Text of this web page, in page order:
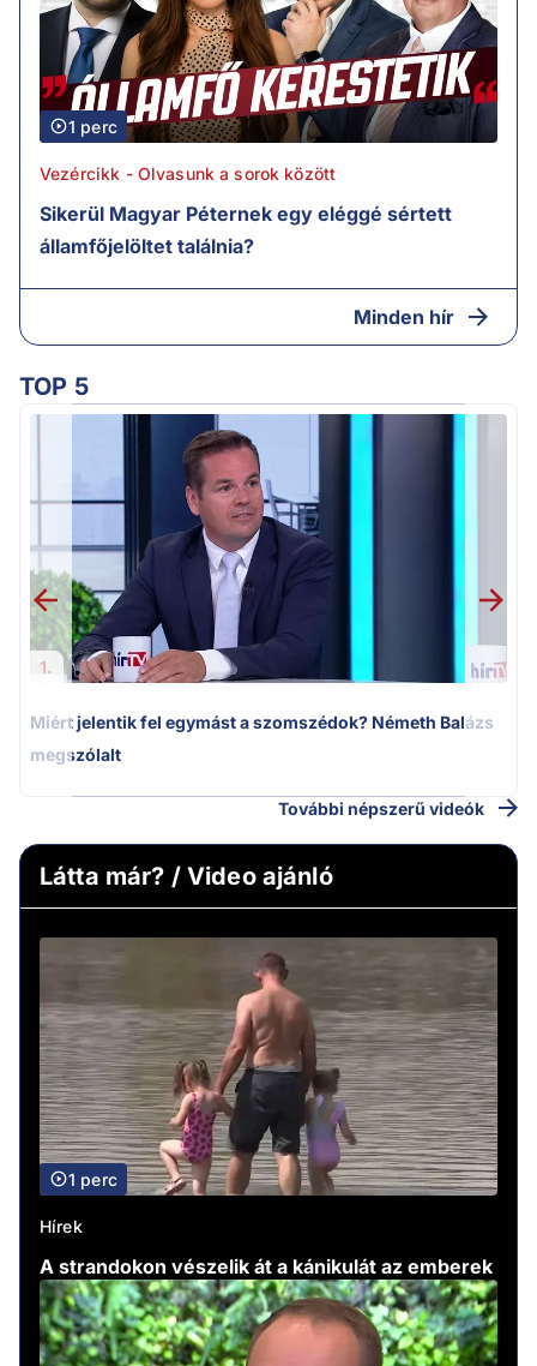
1 perc
Vezércikk - Olvasunk a sorok között
Sikerül Magyar Péternek egy eléggé sértett
államfőjelöltet találnia?
Minden hír
TOP 5
1.
Miért jelentik fel egymást a szomszédok? Németh Balázs
megszólalt
További népszerű videók
Látta már? / Video ajánló
1 perc
Hírek
A strandokon vészelik át a kánikulát az emberek